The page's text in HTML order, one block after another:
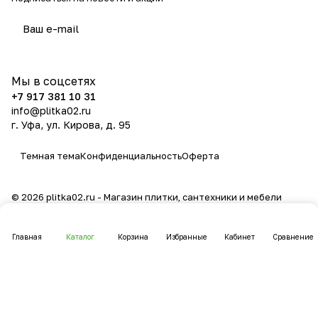
Главная Каталог Корзина Избранные Кабинет Сравнение
Мы в соцсетях
+7 917 381 10 31
info@plitka02.ru
г. Уфа, ул. Кирова, д. 95
Темная темаКонфиденциальностьОферта
© 2026 plitka02.ru - Магазин плитки, сантехники и мебели